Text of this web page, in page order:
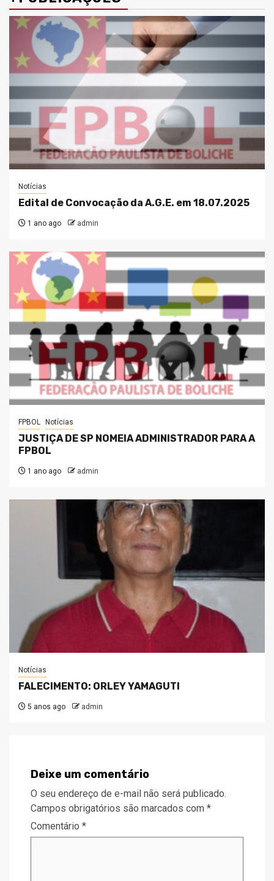
Notícias
Edital de Convocação da A.G.E. em 18.07.2025
1 ano ago admin
FPBOL Notícias
JUSTIÇA DE SP NOMEIA ADMINISTRADOR PARA A
FPBOL
1 ano ago admin
Notícias
FALECIMENTO: ORLEY YAMAGUTI
5 anos ago admin
Deixe um comentário
O seu endereço de e-mail não será publicado.
Campos obrigatórios são marcados com *
Comentário *